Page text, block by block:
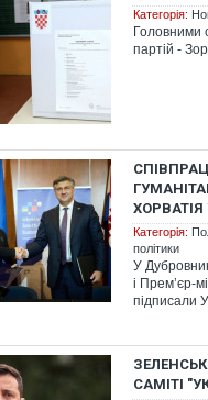
Категорія:
Головними
партій -
Категорія:
політики
У
і Прем’єр-
підписали
САМІТІ